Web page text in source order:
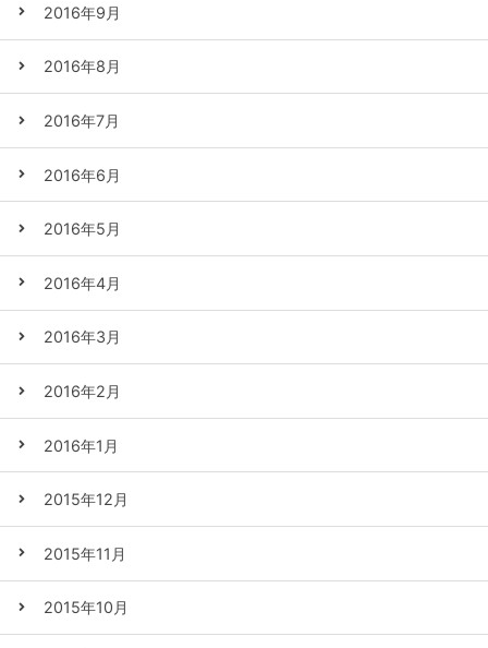
2016年9月
2016年8月
2016年7月
2016年6月
2016年5月
2016年4月
2016年3月
2016年2月
2016年1月
2015年12月
2015年11月
2015年10月